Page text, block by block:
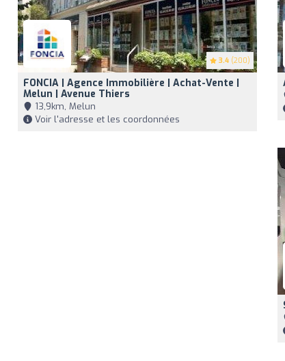
3.4 (200)
FONCIA | Agence Immobilière | Achat-Vente |
Melun | Avenue Thiers
13,9km, Melun
Voir l'adresse et les coordonnées